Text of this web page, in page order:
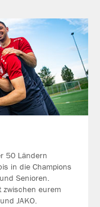
50 Ländern
in die Champions
Senioren.
zwischen eurem
JAKO.